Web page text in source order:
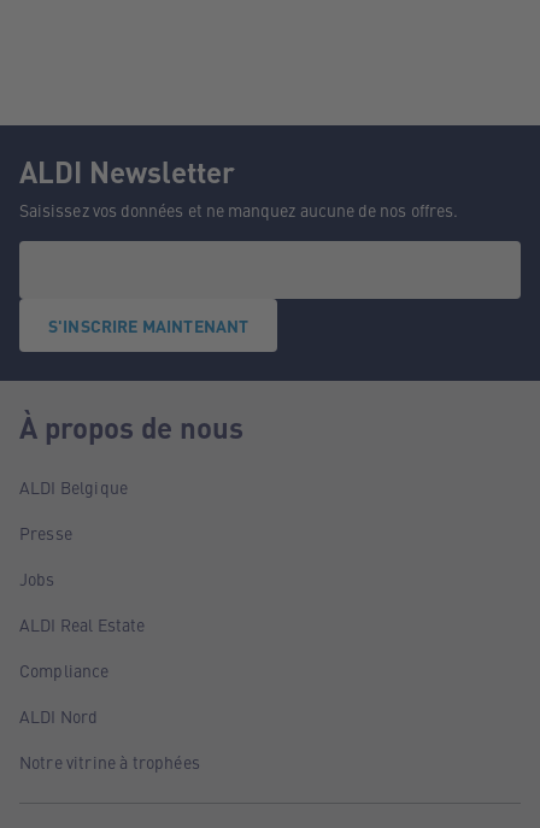
ALDI Newsletter
Saisissez vos données et ne manquez aucune de nos offres.
S'INSCRIRE MAINTENANT
À propos de nous
ALDI Belgique
Presse
Jobs
ALDI Real Estate
Compliance
ALDI Nord
Notre vitrine à trophées